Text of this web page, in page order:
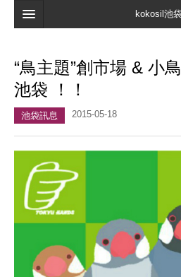
kokosil池
地圖
最新資訊
我的頁面
書簽
“鳥主題”創市場 & 小
池袋 ！！
池袋訊息 2015-05-18